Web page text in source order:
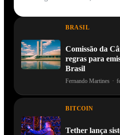
BRASIL
Comissão da
regras para
Brasil
Fernando Martines ·
BITCOIN
Tether lança